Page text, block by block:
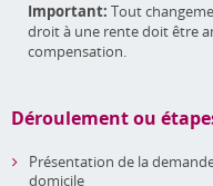
Important: Tout
droit à une rente doit être
compensation.
Déroulement ou
Présentation de la
domicile